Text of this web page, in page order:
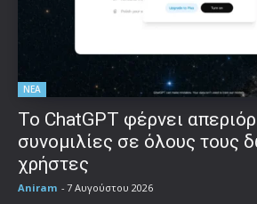
ΝΕΑ
Το ChatGPT φέρνει
συνομιλίες σε όλους τους
χρήστες
Aniram - 7 Αυγούστου 2026